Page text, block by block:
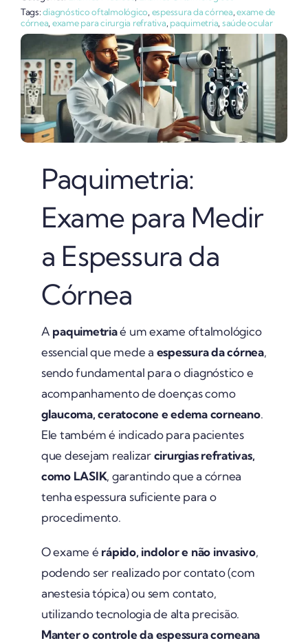
Tags:diagnóstico oftalmológico, espessura da córnea,exame de
córnea, exame para cirurgia refrativa, paquimetria, saúde ocular
Paquimetria:
Exame para Medir
a Espessura da
Córnea
A paquimetriaé um exame oftalmológico
essencial que mede a espessura da córnea,
sendo fundamental para o diagnóstico e
acompanhamento de doenças como
glaucoma, ceratocone e edema corneano.
Ele também é indicado para pacientes
que desejam realizarcirurgias refrativas,
como LASIK, garantindo que a córnea
tenha espessura suficiente para o
procedimento.
O exame é rápido, indolor e não invasivo,
podendo ser realizado por contato (com
anestesia tópica) ou sem contato,
utilizando tecnologia de alta precisão.
Manter o controle da espessura corneana